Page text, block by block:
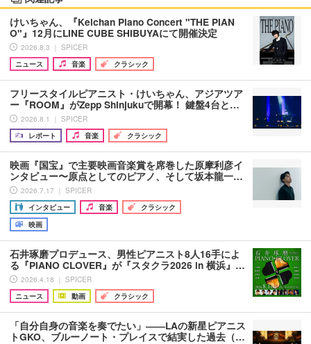
けいちゃん、『Keichan Piano Concert "THE PIAN
O"』12月にLINE CUBE SHIBUYAにて開催決定
2026.8.3 ｜ SPICER
ニュース
音楽 クラシック
フリースタイルピアニスト・けいちゃん、アジアツア
ー『ROOM』がZepp Shinjukuで開幕！ 鍵盤4台と…
2026.8.1 ｜ SPICER
レポート
音楽 クラシック
映画『国宝』で主要映画音楽賞を席巻した原摩利彦イ
ンタビュー〜原点としてのピアノ、そして坂本龍一…
2026.7.17 ｜ SPICER
インタビュー
音楽
クラシック
映画
石井琢磨プロデュース、男性ピアニスト8人16手によ
る『PIANO CLOVER』が『スタクラ2026 in 横浜』…
2026.4.18 ｜ SPICER
ニュース
動画 クラシック
「自分自身の音楽を奏でたい」――LAの新星ピアニス
トGKO、ブルーノート・プレイスで結実した過去（…